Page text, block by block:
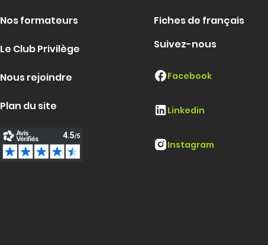
Nos formateurs
Le Club Privilège
Nous rejoindre
Plan du site
Fiches de français
Suivez-nous
Facebook
Linkedin
Instagram